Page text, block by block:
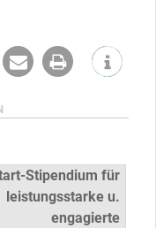
Stipendium für
leistungsstarke u.
engagierte